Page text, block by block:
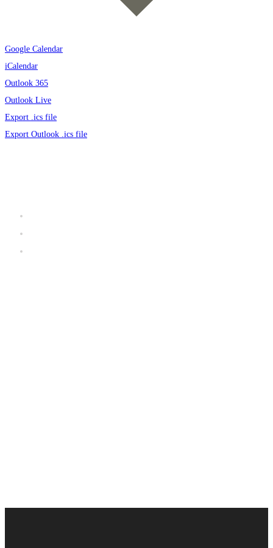
Google Calendar
iCalendar
Outlook 365
Outlook Live
Export .ics file
Export Outlook .ics file